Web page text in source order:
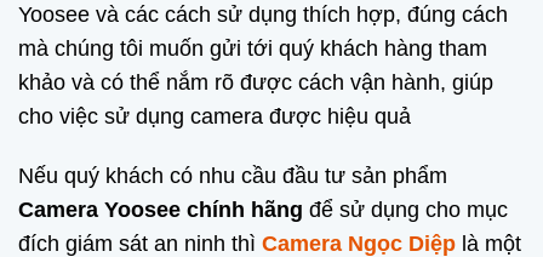
Yoosee và các cách sử dụng thích hợp, đúng cách
mà chúng tôi muốn gửi tới quý khách hàng tham
khảo và có thể nắm rõ được cách vận hành, giúp
cho việc sử dụng camera được hiệu quả
Nếu quý khách có nhu cầu đầu tư sản phẩm
Camera Yoosee chính hãng để sử dụng cho mục
đích giám sát an ninh thì Camera Ngọc Diệp là một